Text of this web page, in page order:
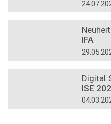
IFA
Digital
ISE